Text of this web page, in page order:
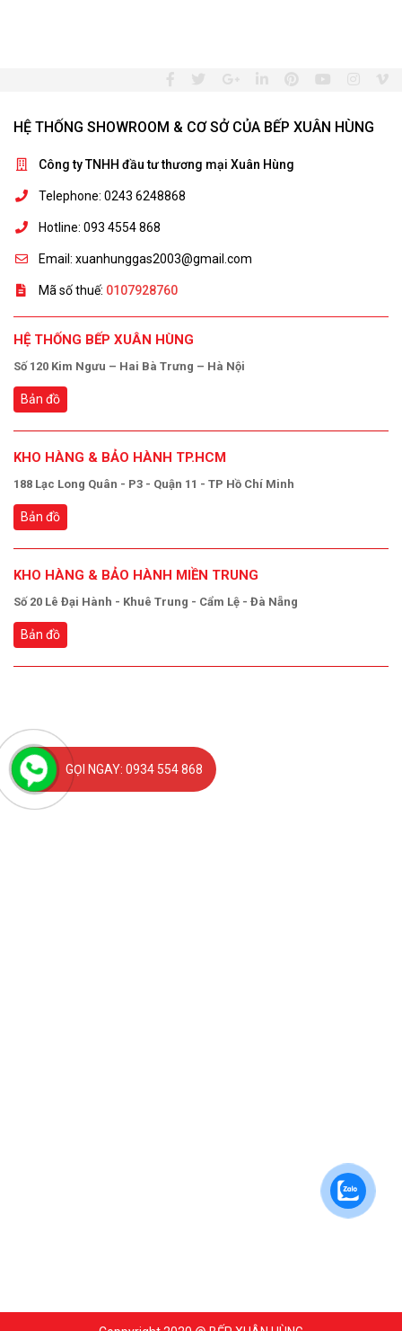
HỆ THỐNG SHOWROOM & CƠ SỞ CỦA BẾP XUÂN HÙNG
Công ty TNHH đầu tư thương mại Xuân Hùng
Telephone: 0243 6248868
Hotline: 093 4554 868
Email: xuanhunggas2003@gmail.com
Mã số thuế: 0107928760
HỆ THỐNG BẾP XUÂN HÙNG
Số 120 Kim Ngưu – Hai Bà Trưng – Hà Nội
Bản đồ
KHO HÀNG & BẢO HÀNH TP.HCM
188 Lạc Long Quân - P3 - Quận 11 - TP Hồ Chí Minh
Bản đồ
KHO HÀNG & BẢO HÀNH MIỀN TRUNG
Số 20 Lê Đại Hành - Khuê Trung - Cẩm Lệ - Đà Nẵng
Bản đồ
GỌI NGAY: 0934 554 868